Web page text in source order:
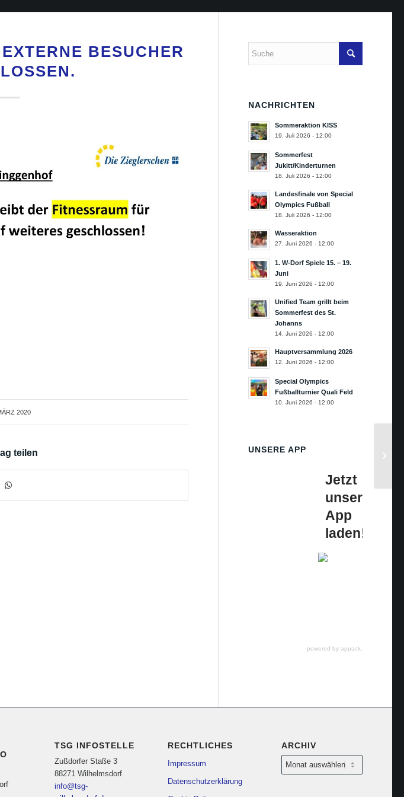
BESUCHER
2020
teilen
NACHRICHTEN
Sommeraktion KISS
19. Juli 2026 - 12:00
Sommerfest
Jukitt/Kinderturnen
18. Juli 2026 - 12:00
Landesfinale von Special
Olympics Fußball
18. Juli 2026 - 12:00
Wasseraktion
27. Juni 2026 - 12:00
1. W-Dorf Spiele 15. – 19.
Juni
19. Juni 2026 - 12:00
Unified Team grillt beim
Sommerfest des St.
Johanns
14. Juni 2026 - 12:00
Hauptversammlung 2026
12. Juni 2026 - 12:00
Special Olympics
Fußballturnier Quali Feld
10. Juni 2026 - 12:00
UNSERE APP
Jetzt
unsere
App
laden!
powered by appack.de
TSG INFOSTELLE
Zußdorfer Staße 3
88271 Wilhelmsdorf
info@tsg-
RECHTLICHES
Impressum
Datenschutzerklärung
ARCHIV